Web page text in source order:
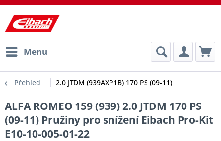
Menu
Přehled 2.0 JTDM (939AXP1B) 170 PS (09-11)
ALFA ROMEO 159 (939) 2.0 JTDM 170 PS
(09-11) Pružiny pro snížení Eibach Pro-Kit
E10-10-005-01-22